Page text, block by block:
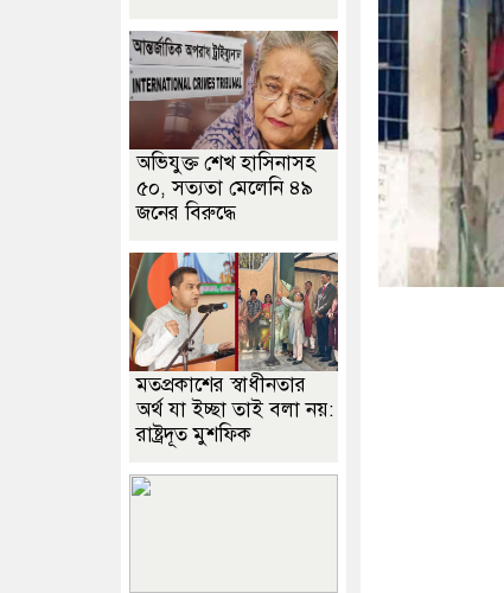
অভিযুক্ত শেখ হাসিনাসহ
৫০, সত্যতা মেলেনি ৪৯
জনের বিরুদ্ধে
মতপ্রকাশের স্বাধীনতার
অর্থ যা ইচ্ছা তাই বলা নয়:
রাষ্ট্রদূত মুশফিক